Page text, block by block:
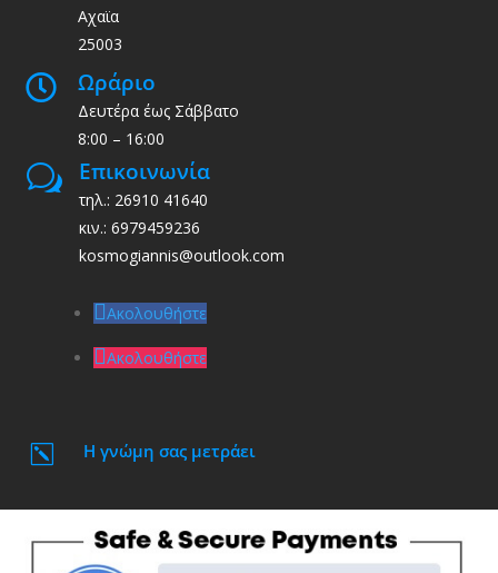
Αχαϊα
25003
 Ωράριο
Δευτέρα έως Σάββατο
8:00 – 16:00
w Επικοινωνία
τηλ.: 26910 41640
κιν.: 6979459236
kosmogiannis@outlook.com
Ακολουθήστε
Ακολουθήστε
k Η γνώμη σας μετράει